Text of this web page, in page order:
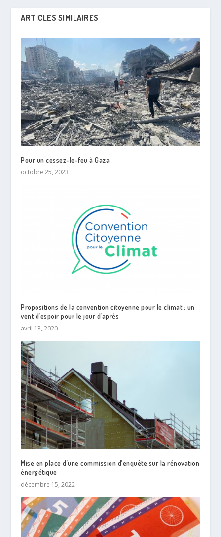
ARTICLES SIMILAIRES
Pour un cessez-le-feu à Gaza
octobre 25, 2023
Propositions de la convention citoyenne pour le climat : un
vent d’espoir pour le jour d’après
avril 13, 2020
Mise en place d’une commission d’enquête sur la rénovation
énergétique
décembre 15, 2022